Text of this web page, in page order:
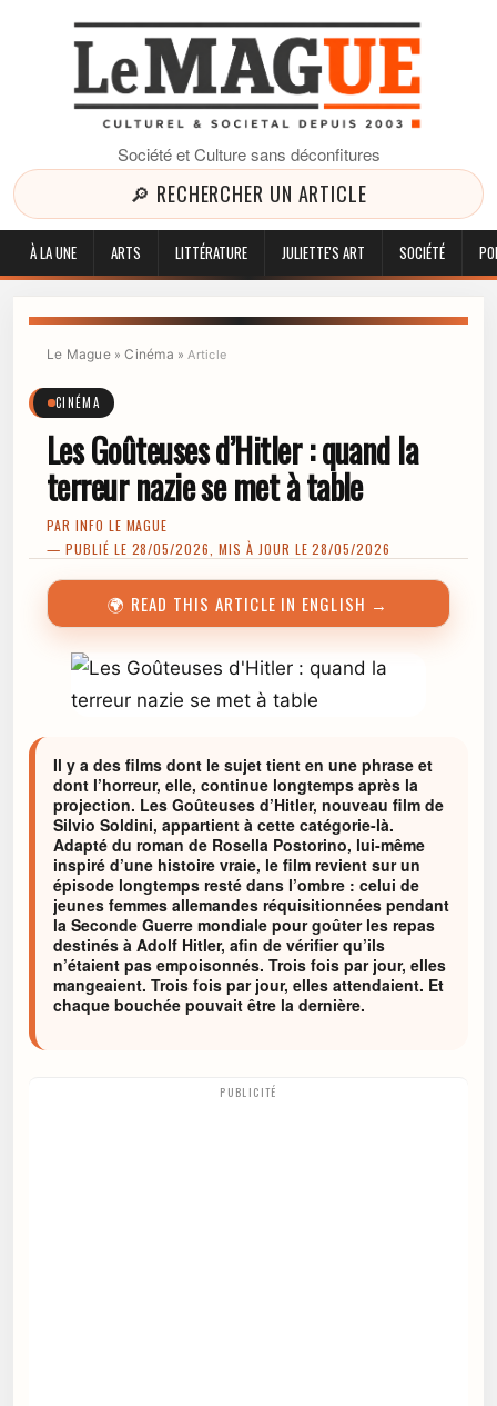
Société et Culture sans déconfitures
🔎 RECHERCHER UN ARTICLE
À LA UNE ARTS LITTÉRATURE JULIETTE'S ART SOCIÉTÉ
Le Mague»Cinéma »Article
CINÉMA
Les Goûteuses d’Hitler : quand la
terreur nazie se met à table
PAR INFO LE MAGUE
— PUBLIÉ LE 28/05/2026, MIS À JOUR LE 28/05/2026
🌍 READ THIS ARTICLE IN ENGLISH →
Il y a des films dont le sujet tient en une phrase et
dont l’horreur, elle, continue longtemps après la
projection. Les Goûteuses d’Hitler, nouveau film de
Silvio Soldini, appartient à cette catégorie-là.
Adapté du roman de Rosella Postorino, lui-même
inspiré d’une histoire vraie, le film revient sur un
épisode longtemps resté dans l’ombre : celui de
jeunes femmes allemandes réquisitionnées pendant
la Seconde Guerre mondiale pour goûter les repas
destinés à Adolf Hitler, afin de vérifier qu’ils
n’étaient pas empoisonnés. Trois fois par jour, elles
mangeaient. Trois fois par jour, elles attendaient. Et
chaque bouchée pouvait être la dernière.
PUBLICITÉ